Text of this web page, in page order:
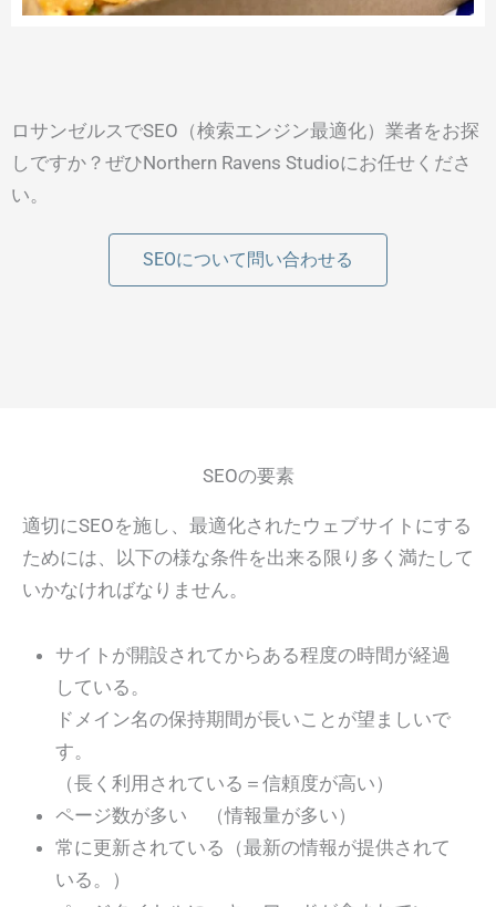
ロサンゼルスでSEO（検索エンジン最適化）業者をお探
しですか？ぜひNorthern Ravens Studioにお任せくださ
い。
SEOについて問い合わせる
SEOの要素
適切にSEOを施し、最適化されたウェブサイトにする
ためには、以下の様な条件を出来る限り多く満たして
いかなければなりません。
サイトが開設されてからある程度の時間が経過
している。
ドメイン名の保持期間が長いことが望ましいで
す。
（長く利用されている＝信頼度が高い）
ページ数が多い （情報量が多い）
常に更新されている（最新の情報が提供されて
いる。）